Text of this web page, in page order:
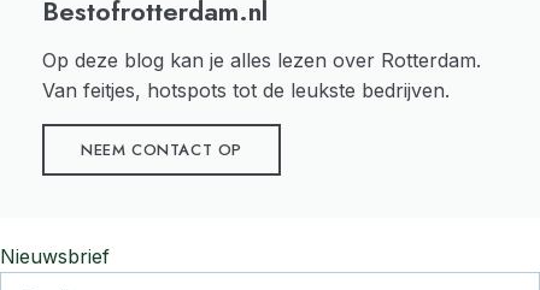
Bestofrotterdam.nl
Op deze blog kan je alles lezen over Rotterdam.
Van feitjes, hotspots tot de leukste bedrijven.
NEEM CONTACT OP
Nieuwsbrief